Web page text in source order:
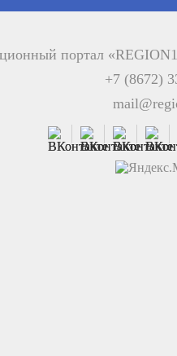
портал
+7 (8672)